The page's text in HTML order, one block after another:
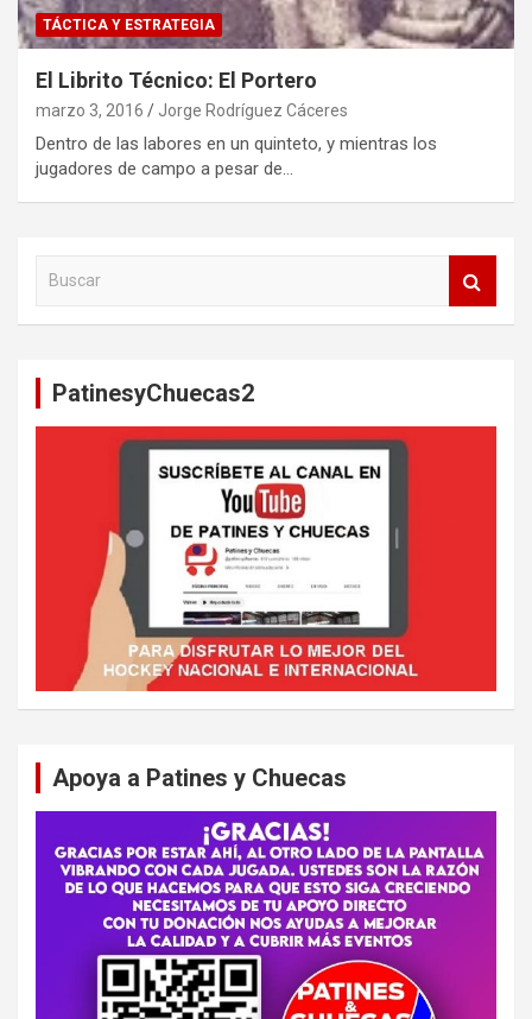
TÁCTICA Y ESTRATEGIA
El Librito Técnico: El Portero
marzo 3, 2016 Jorge Rodríguez Cáceres
Dentro de las labores en un quinteto, y mientras los
jugadores de campo a pesar de…
PatinesyChuecas2
Apoya a Patines y Chuecas